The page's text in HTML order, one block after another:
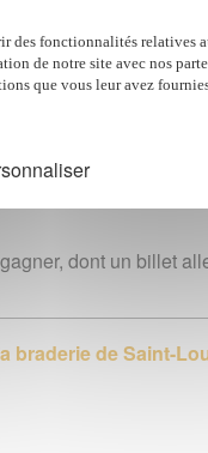
dont un billet
braderie de Saint-
des fonctionnalités relatives
de notre site avec nos
que vous leur avez